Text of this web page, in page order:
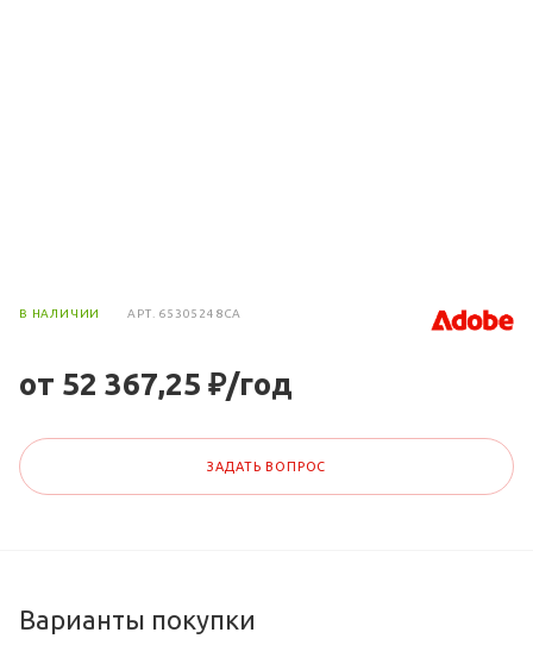
В НАЛИЧИИ АРТ. 65305248CA
от 52 367,25 ₽/год
ЗАДАТЬ ВОПРОС
Варианты покупки